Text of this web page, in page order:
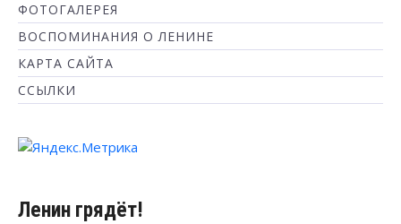
ФОТОГАЛЕРЕЯ
ВОСПОМИНАНИЯ О ЛЕНИНЕ
КАРТА САЙТА
ССЫЛКИ
Ленин грядёт!